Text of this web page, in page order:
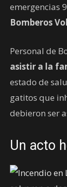
emergencias
Bomberos
Personal de
asistir a la
estado de
gatitos que
debieron ser
Un acto